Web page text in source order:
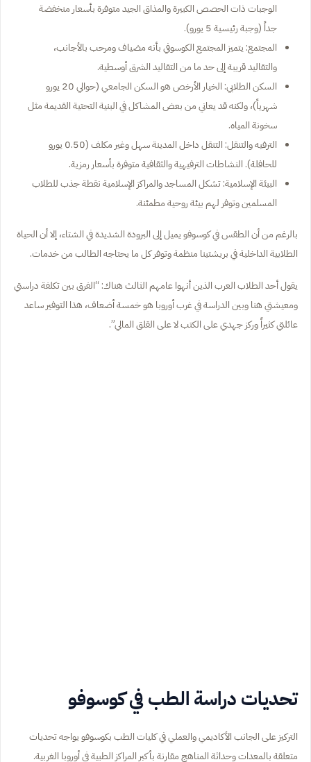
الوجبات ذات الحصص الكبيرة والمذاق الجيد متوفرة بأسعار منخفضة
جداً (وجبة رئيسية 5 يورو).
المجتمع: يتميز المجتمع الكوسوفي بأنه مضياف ومرحب بالأجانب،
والتقاليد قريبة إلى حد ما من التقاليد الشرق أوسطية.
السكن الطلابي: الخيار الأرخص هو السكن الجامعي (حوالي 20 يورو
شهرياً)، ولكنه قد يعاني من بعض المشاكل في البنية التحتية القديمة مثل
سخونة المياه.
الترفيه والتنقل: التنقل داخل المدينة سهل وغير مكلف (0.50 يورو
للحافلة). النشاطات الترفيهية والثقافية متوفرة بأسعار رمزية.
البيئة الإسلامية: تشكل المساجد والمراكز الإسلامية نقطة جذب للطلاب
المسلمين وتوفر لهم بيئة روحية مطمئنة.
بالرغم من أن الطقس في كوسوفو يميل إلى البرودة الشديدة في الشتاء، إلا أن الحياة
الطلابية الداخلية في بريشتينا منظمة وتوفر كل ما يحتاجه الطالب من خدمات.
يقول أحد الطلاب العرب الذين أنهوا عامهم الثالث هناك: “الفرق بين تكلفة دراستي
ومعيشتي هنا وبين الدراسة في غرب أوروبا هو خمسة أضعاف، هذا التوفير ساعد
عائلتي كثيراً وركز جهدي على الكتب لا على القلق المالي”.
تحديات دراسة الطب في كوسوفو
التركيز على الجانب الأكاديمي والعملي في كليات الطب بكوسوفو يواجه تحديات
متعلقة بالمعدات وحداثة المناهج مقارنة بأكبر المراكز الطبية في أوروبا الغربية.